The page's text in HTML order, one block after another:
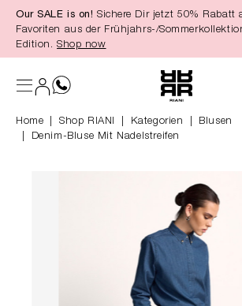
springen
Our SALE is on! Sichere Dir jetzt 50% Rabatt
Favoriten aus der Frühjahrs-/
Edition. Shop now
Home Shop RIANI Kategorien
Blusen
Denim-Bluse Mit Nadelstreifen